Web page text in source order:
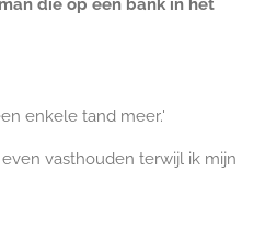
die op een bank in het
enkele tand meer.'
vasthouden terwijl ik mijn